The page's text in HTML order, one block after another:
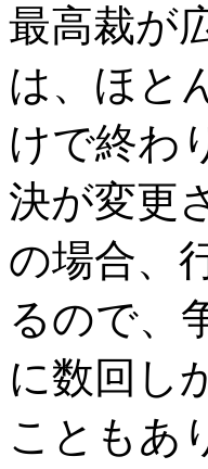
最高裁が
は、ほと
けで終わ
決が変更
の場合、
るので、
に数回し
こともあ